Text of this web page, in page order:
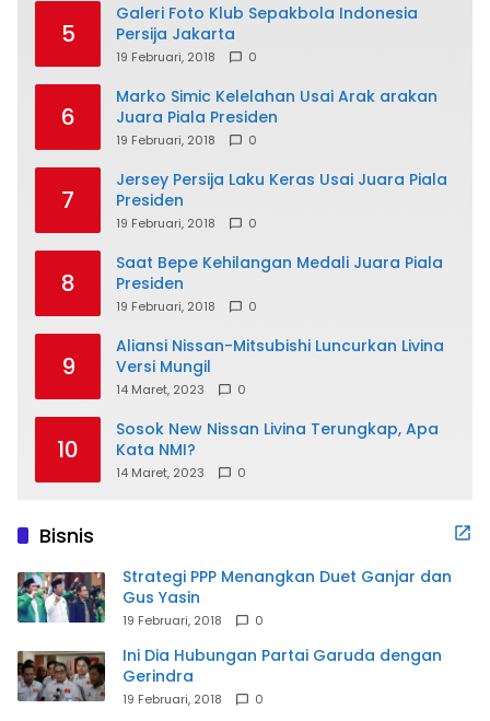
5
Galeri Foto Klub Sepakbola Indonesia
Persija Jakarta
19 Februari, 2018 0
6
Marko Simic Kelelahan Usai Arak arakan
Juara Piala Presiden
19 Februari, 2018 0
7
Jersey Persija Laku Keras Usai Juara Piala
Presiden
19 Februari, 2018 0
8
Saat Bepe Kehilangan Medali Juara Piala
Presiden
19 Februari, 2018 0
9
Aliansi Nissan-Mitsubishi Luncurkan Livina
Versi Mungil
14 Maret, 2023 0
10
Sosok New Nissan Livina Terungkap, Apa
Kata NMI?
14 Maret, 2023 0
Bisnis
Strategi PPP Menangkan Duet Ganjar dan
Gus Yasin
19 Februari, 2018 0
Ini Dia Hubungan Partai Garuda dengan
Gerindra
19 Februari, 2018 0